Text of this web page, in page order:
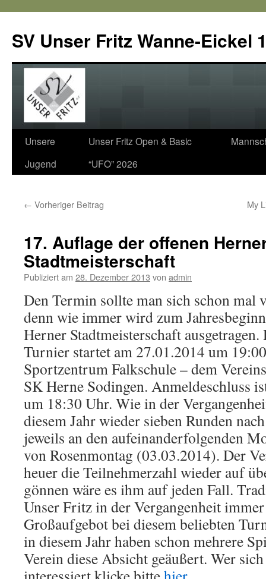
SV Unser Fritz Wanne-Eickel
Zum
Inhalt
Unsere
Jugend
Unser Fritz Open & Basic
“UFO” 2026
← Vorheriger Beitrag My
17. Auflage der offenen
Stadtmeisterschaft
Publiziert am 28. Dezember 2013 von admin
Den Termin sollteman sich schon mal
denn wie immer wird zum
Herner Stadtmeisterschaft ausgetragen.
Turnier startet am 27.01.2014 um
Sportzentrum Falkschule – dem
SK Herne Sodingen. Anmeldeschluss
um 18:30 Uhr. Wie in der
diesem Jahr wieder sieben Runden
jeweils an den aufeinanderfolgenden
von Rosenmontag (03.03.2014). Der
heuer die Teilnehmerzahl wieder auf
gönnen wäre es ihm auf jeden Fall.
Unser Fritz in der Vergangenheit
Großaufgebot bei diesem beliebten
in diesem Jahr haben schon mehrere
Verein diese Absicht geäußert. Wer